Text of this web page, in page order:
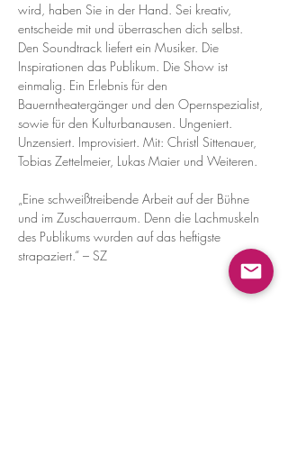
wird, haben Sie in der Hand. Sei kreativ,
entscheide mit und überraschen dich selbst.
Den Soundtrack liefert ein Musiker. Die
Inspirationen das Publikum. Die Show ist
einmalig. Ein Erlebnis für den
Bauerntheatergänger und den Opernspezialist,
sowie für den Kulturbanausen. Ungeniert.
Unzensiert. Improvisiert. Mit: Christl Sittenauer,
Tobias Zettelmeier, Lukas Maier und Weiteren.
„Eine schweißtreibende Arbeit auf der Bühne
und im Zuschauerraum. Denn die Lachmuskeln
des Publikums wurden auf das heftigste
strapaziert.“ – SZ